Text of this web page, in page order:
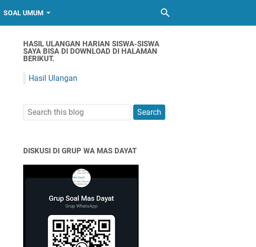
SOAL UMUM
HASIL ULANGAN HARIAN SISWA-SISWA
SAYA BISA DI DOWNLOAD DI HALAMAN
BERIKUT.
Hasil Ulangan
DISKUSI DI GRUP WA MAS DAYAT